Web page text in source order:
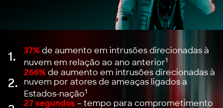
1. 37%de aumento em intrusões direcionadas à
nuvem em relação ao ano anterior1
2.
266%de aumento em intrusões direcionadas à
nuvem por atores de ameaças ligados a
Estados-nação1
27 segundos – tempo para comprometimento